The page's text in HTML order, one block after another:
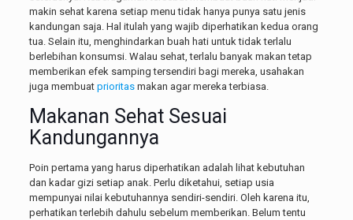
makin sehat karena setiap menu tidak hanya punya satu jenis
kandungan saja. Hal itulah yang wajib diperhatikan kedua orang
tua. Selain itu, menghindarkan buah hati untuk tidak terlalu
berlebihan konsumsi. Walau sehat, terlalu banyak makan tetap
memberikan efek samping tersendiri bagi mereka, usahakan
juga membuat prioritasmakan agar mereka terbiasa.
Makanan Sehat Sesuai
Kandungannya
Poin pertama yang harus diperhatikan adalah lihat kebutuhan
dan kadar gizi setiap anak. Perlu diketahui, setiap usia
mempunyai nilai kebutuhannya sendiri-sendiri. Oleh karena itu,
perhatikan terlebih dahulu sebelum memberikan. Belum tentu